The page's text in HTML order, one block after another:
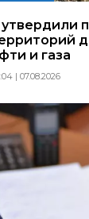
и газа
| 07.08.2026